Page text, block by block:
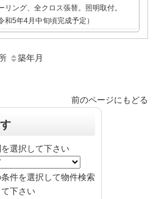
リング、全クロス張替。照明取付。
和5年4月中旬頃完成予定）
築年月
前のページにもどる
選択して下さい
件を選択して物件検索
下さい